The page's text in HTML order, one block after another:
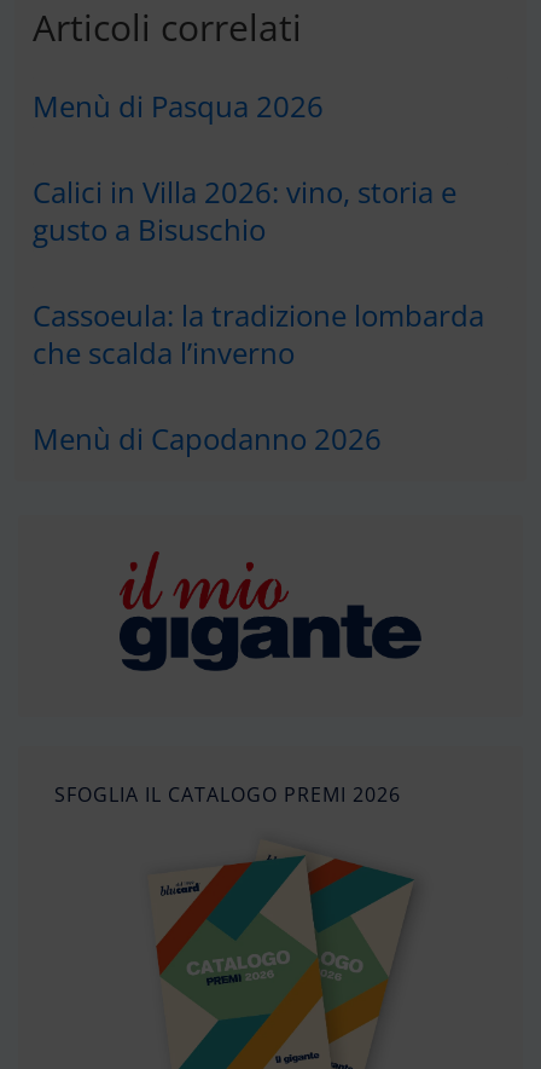
Articoli correlati
Menù di Pasqua 2026
Calici in Villa 2026: vino, storia e
gusto a Bisuschio
Cassoeula: la tradizione lombarda
che scalda l’inverno
Menù di Capodanno 2026
SFOGLIA IL CATALOGO PREMI 2026